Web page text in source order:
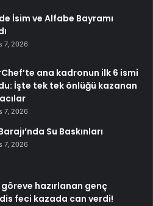
İsim ve Alfabe Bayramı
7, 2026
ana kadronun ilk 6 ismi
İşte tek tek önlüğü kazanan
7, 2026
Su Baskınları
7, 2026
hazırlanan genç
feci kazada can verdi!